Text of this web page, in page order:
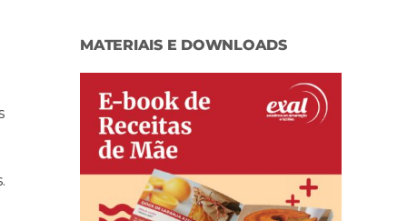
MATERIAIS E DOWNLOADS